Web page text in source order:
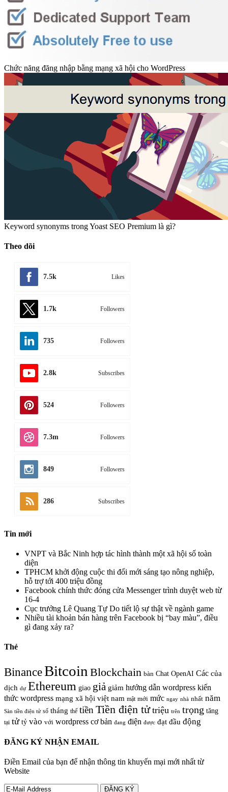
Chức năng đăng nhập bằng mạng xã hội cho WordPress
Keyword synonyms trong Yoast SEO Premium là gì?
Theo dõi
7.5k Likes
1.7k Followers
735 Followers
2.8k Subscribes
524 Followers
7.3m Followers
849 Followers
286 Subscribes
Tin mới
VNPT và Bắc Ninh hợp tác hình thành một xã hội số toàn
diện
TPHCM khởi động cuộc thi đổi mới sáng tạo nông nghiệp,
hỗ trợ tới 400 triệu đồng
Facebook chính thức đóng cửa Messenger trình duyệt web từ
16-4
Cục trưởng Lê Quang Tự Do tiết lộ sự thật về ngành game
Nhiều tài khoản bán hàng trên Facebook bị “bay màu”, điều
gì đang xảy ra?
Thẻ
BinanceBitcoin Blockchain bàn Chat OpenAI Các của
dịch dự Ethereum giao giả giảm hướng dẫn wordpress kiến
thức wordpress mạng xã hội việt nam mật mới mức ngay nhà nhất năm
Sàn tiền điện tử số tháng thế tiền Tiền điện tử triệu trên trọng tăng
tại tử tỷ vào với wordpress cơ bản đang điện được đạt đầu động
ĐĂNG KÝ NHẬN EMAIL
Điền Email của bạn để nhận thông tin khuyến mại mới nhất từ
Website